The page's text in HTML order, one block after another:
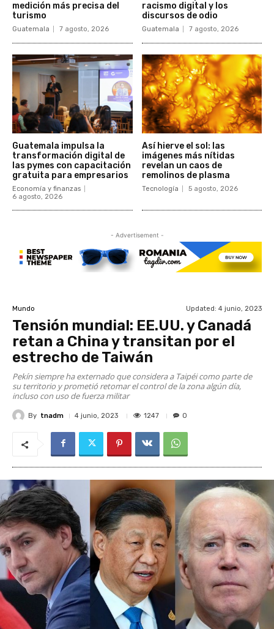
medición más precisa del
turismo
Guatemala 7 agosto, 2026
racismo digital y los
discursos de odio
Guatemala 7 agosto, 2026
Guatemala impulsa la
transformación digital de
las pymes con capacitación
gratuita para empresarios
Economía y finanzas
6 agosto, 2026
Así hierve el sol: las
imágenes más nítidas
revelan un caos de
remolinos de plasma
Tecnología 5 agosto, 2026
- Advertisement -